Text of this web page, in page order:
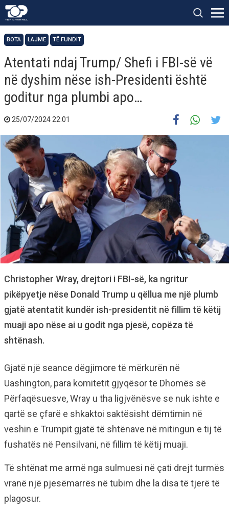
BOTA LAJME TË FUNDIT
Atentati ndaj Trump/ Shefi i FBI-së vë
në dyshim nëse ish-Presidenti është
goditur nga plumbi apo…
25/07/2024 22:01
Christopher Wray, drejtori i FBI-së, ka ngritur
pikëpyetje nëse Donald Trump u qëllua me një plumb
gjatë atentatit kundër ish-presidentit në fillim të këtij
muaji apo nëse ai u godit nga pjesë, copëza të
shtënash.
Gjatë një seance dëgjimore të mërkurën në
Uashington, para komitetit gjyqësor të Dhomës së
Përfaqësuesve, Wray u tha ligjvënësve se nuk ishte e
qartë se çfarë e shkaktoi saktësisht dëmtimin në
veshin e Trumpit gjatë të shtënave në mitingun e tij të
fushatës në Pensilvani, në fillim të këtij muaji.
Të shtënat me armë nga sulmuesi në çati drejt turmës
vranë një pjesëmarrës në tubim dhe la disa të tjerë të
plagosur.